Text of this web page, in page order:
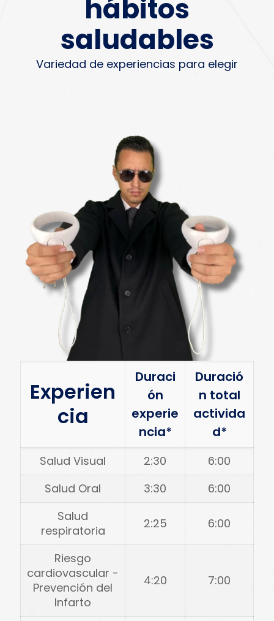
hábitos
saludables
Variedad de experiencias para elegir
Experien
cia
Duraci
ón
experie
ncia*
Duració
n total
activida
d*
Salud Visual 2:30
6:00
Salud Oral
3:30
6:00
Salud
respiratoria
2:25 6:00
Riesgo
cardiovascular -
Prevención del
Infarto
4:20 7:00